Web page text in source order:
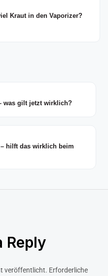
Kraut in den Vaporizer?
was gilt jetzt wirklich?
hilft das wirklich beim
Reply
veröffentlicht. Erforderliche